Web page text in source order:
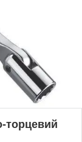
торцевий